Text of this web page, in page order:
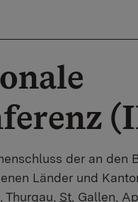
der an den
Länder und
Thurgau, St. Gallen,